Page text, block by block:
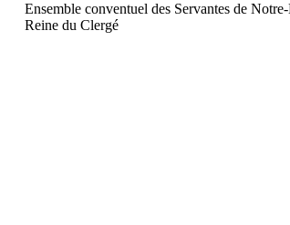
Ensemble conventuel des Servantes de
Reine du Clergé